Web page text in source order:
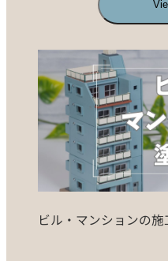
ビル・マンションの施